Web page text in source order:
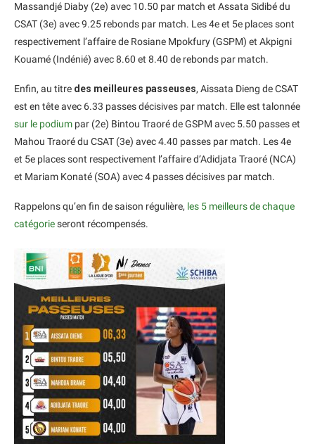
Massandjé Diaby (2e) avec 10.50 par match et Assata Sidibé du
CSAT (3e) avec 9.25 rebonds par match. Les 4e et 5e places sont
respectivement l’affaire de Rosiane Mpokfury (GSPM) et Akpigni
Kouamé (Indénié) avec 8.60 et 8.40 de rebonds par match.
Enfin, au titre des meilleures passeuses, Aissata Dieng de CSAT
est en tête avec 6.33 passes décisives par match. Elle est talonnée
sur le podium par (2e) Bintou Traoré de GSPM avec 5.50 passes et
Mahou Traoré du CSAT (3e) avec 4.40 passes par match. Les 4e
et 5e places sont respectivement l’affaire d’Adidjata Traoré (NCA)
et Mariam Konaté (SOA) avec 4 passes décisives par match.
Rappelons qu’en fin de saison régulière, les 5 meilleurs de chaque
catégorieseront récompensés.